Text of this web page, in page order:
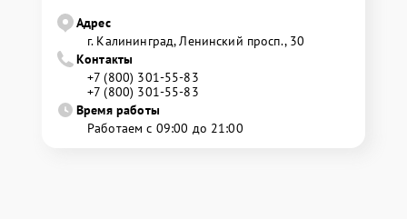
Адрес
г. Калининград, Ленинский просп., 30
Контакты
+7 (800) 301-55-83
+7 (800) 301-55-83
Время работы
Работаем с 09:00 до 21:00